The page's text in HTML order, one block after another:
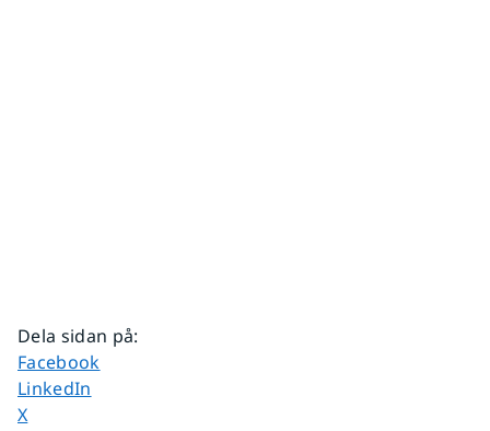
Dela sidan på:
Dela sidan på
Facebook
Dela sidan på
LinkedIn
Dela sidan på
X